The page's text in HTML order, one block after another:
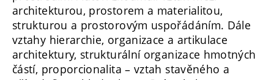
architekturou, prostorem a materialitou,
strukturou a prostorovým uspořádáním. Dále
vztahy hierarchie, organizace a artikulace
architektury, strukturální organizace hmotných
částí, proporcionalita – vztah stavěného a